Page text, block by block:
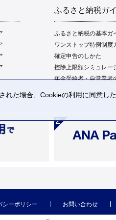
ふるさと納税ガ
ふるさと納税の基本ガ
ワンストップ特例制度
確定申告のしかた
控除上限額シミュレー
年金受給者・自営業者
シーポリシー お問い合わせ
た場合、Cookieの利用に同意し